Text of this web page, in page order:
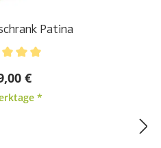
Patina
€
*